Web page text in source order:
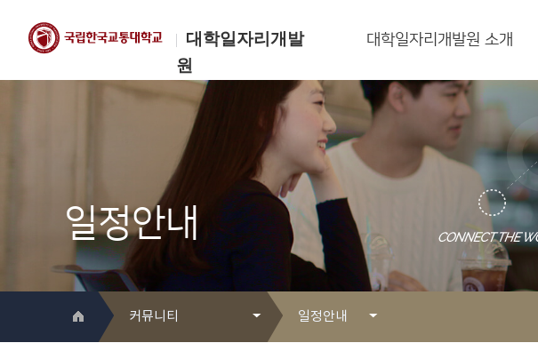
대학일자리개발
원
한국교통대학교
대학일자리개발원
대학일자리개발원 소개
일정안내
커뮤니티 일정안내